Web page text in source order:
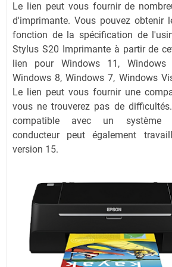
Le lien peut vous fournir de
d'imprimante. Vous pouvez obtenir
fonction de la spécification de
Stylus S20 Imprimante à partir de
lien pour Windows 11, Windows
Windows 8, Windows 7, Windows
Le lien peut vous fournir une
vous ne trouverez pas de
compatible avec un système
conducteur peut également
version 15.